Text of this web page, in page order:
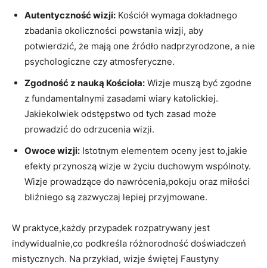
Autentyczność wizji: Kościół wymaga‍ dokładnego
zbadania okoliczności powstania‍ wizji, aby
potwierdzić, ​że mają one źródło nadprzyrodzone, a nie
psychologiczne czy atmosferyczne.
Zgodność z nauką Kościoła: Wizje⁤ muszą być zgodne
‍z fundamentalnymi zasadami wiary katolickiej.
Jakiekolwiek odstępstwo od tych ⁣zasad może⁢
prowadzić do odrzucenia wizji.
Owoce wizji: Istotnym elementem oceny jest ⁣to,jakie
efekty przynoszą wizje w życiu ‌duchowym wspólnoty.
Wizje prowadzące do‍ nawrócenia,pokoju ⁣oraz miłości
bliźniego są‌ zazwyczaj lepiej ⁢przyjmowane.
W ‍praktyce,każdy‌ przypadek rozpatrywany jest
indywidualnie,co ‌podkreśla różnorodność doświadczeń
mistycznych. Na przykład, wizje świętej‍ Faustyny